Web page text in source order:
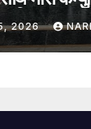
का किया स्वागत
2026